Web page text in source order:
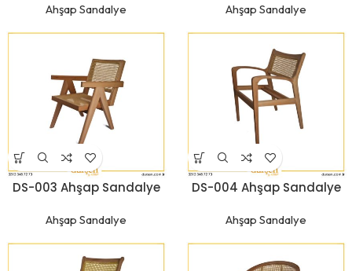
Ahşap Sandalye Ahşap Sandalye
DS-003 Ahşap Sandalye
Ahşap Sandalye
DS-004 Ahşap Sandalye
Ahşap Sandalye